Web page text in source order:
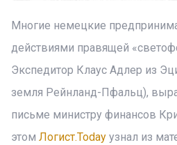
Многие немецкие
действиями правящей
Экспедитор Клаус Адлер из
земля Рейнланд-Пфальц),
письме министру финансов
этом Логист.Today узнал из